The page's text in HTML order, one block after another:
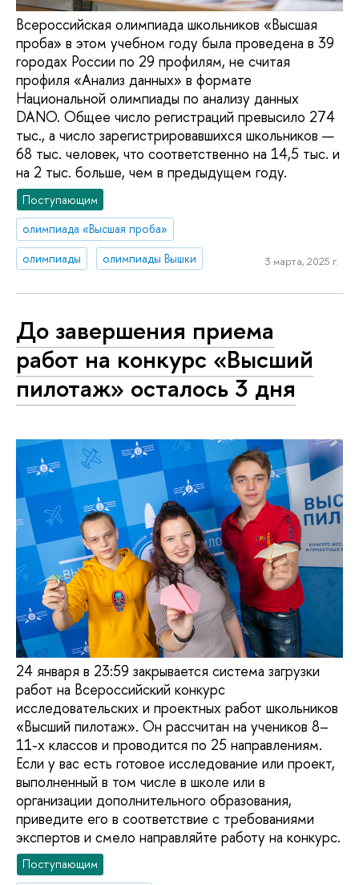
Всероссийская олимпиада школьников «Высшая
проба» в этом учебном году была проведена в 39
городах России по 29 профилям, не считая
профиля «Анализ данных» в формате
Национальной олимпиады по анализу данных
DANO. Общее число регистраций превысило 274
тыс., а число зарегистрировавшихся школьников —
68 тыс. человек, что соответственно на 14,5 тыс. и
на 2 тыс. больше, чем в предыдущем году.
Поступающим
олимпиада «Высшая проба»
олимпиады
олимпиады Вышки 3 марта, 2025 г.
До завершения приема
работ на конкурс «Высший
пилотаж» осталось 3 дня
24 января в 23:59 закрывается система загрузки
работ на Всероссийский конкурс
исследовательских и проектных работ школьников
«Высший пилотаж». Он рассчитан на учеников 8–
11-х классов и проводится по 25 направлениям.
Если у вас есть готовое исследование или проект,
выполненный в том числе в школе или в
организации дополнительного образования,
приведите его в соответствие с требованиями
экспертов и смело направляйте работу на конкурс.
Поступающим